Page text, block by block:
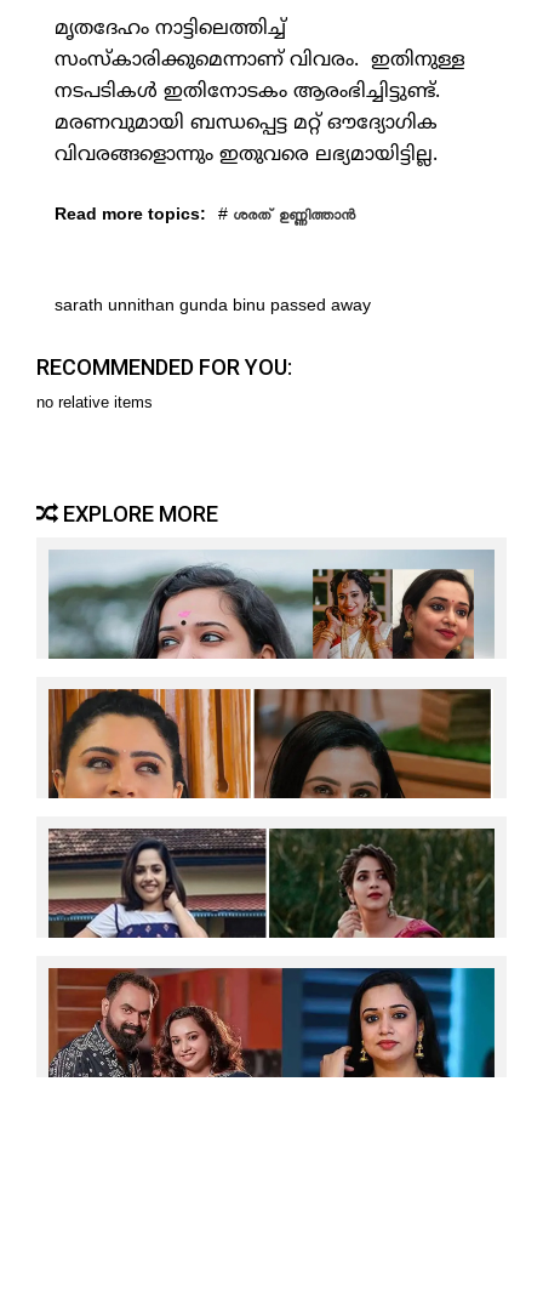
മൃതദേഹം നാട്ടിലെത്തിച്ച്
സംസ്‌കാരിക്കുമെന്നാണ് വിവരം. ഇതിനുള്ള
നടപടികള്‍ ഇതിനോടകം ആരംഭിച്ചിട്ടുണ്ട്.
മരണവുമായി ബന്ധപ്പെട്ട മറ്റ് ഔദ്യോഗിക
വിവരങ്ങളൊന്നും ഇതുവരെ ലഭ്യമായിട്ടില്ല.
Read more topics: # ശരത് ഉണ്ണിത്താന്‍
sarath unnithan gunda binu passed away
RECOMMENDED FOR YOU:
no relative items
EXPLORE MORE
സ്വര്‍ണ്ണം ധരിച്ച് വിവാഹത്തിന് എത്തിയില്ലെന്നതിന്റെ
പേരില്‍ വിമര്‍ശനവും ചീത്ത
വിളിയും;ക്യാപ്ഷനുകളും തമ്പ്‌നെയില്‍ ഫോട്ടോകളും
അഡ്ജസ്റ്റ് ചെയ്ത് നിന്നു;നടി ഗൗരി കൃഷ്ണ പങ്ക്
വച്ചത്
മാസത്തില്‍ വളരെ കുറച്ച് ദിവസങ്ങള്‍ മാത്രം
ചിത്രീകരണം; ബാക്കി ദിവസങ്ങളില്‍ ജോലിയില്ലാതെ
ഇരിക്കേണ്ടി വന്നത് മാനസികമായി
തന്റെ കഴിവ് തെളിയിക്കാനും ആഗ്രഹിക്കുന്നു;
ഏഷ്യാനെറ്റിലെ പത്തരമാറ്റില്‍ നിന്നും
മാറിയതിനെക്കുറിച്ച് ജലജയായി എത്തുന്ന സ്മിത
സാമുവലിന് പറയാനുള്ളത്
ബിഗ് ബോസ് സീസണ്‍ എട്ടിലേക്ക് ഇല്ല;
അഭ്യൂഹങ്ങള്‍ക്ക് വിരാമമിട്ട് നടി അമൃത നായര്‍;
പരമ്പരയില്‍ നിന്ന് പിന്മാറിയത് വ്യക്തിപരമായ